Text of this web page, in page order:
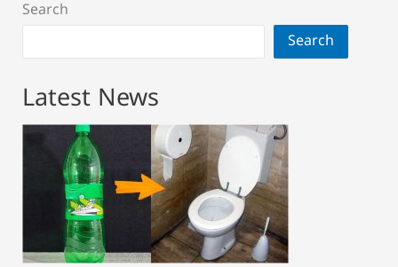
Search
Search
Latest News